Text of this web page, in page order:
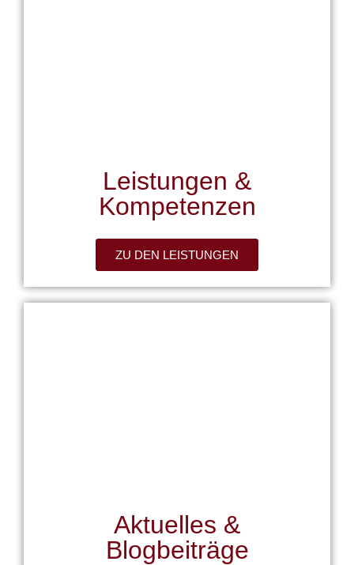
Leistungen &
Kompetenzen
ZU DEN LEISTUNGEN
Aktuelles &
Blogbeiträge